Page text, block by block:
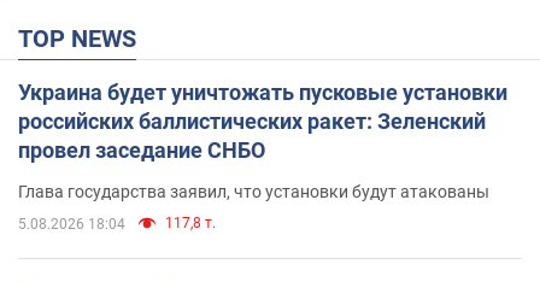
TOP NEWS
Украина будет уничтожать пусковые установки
российских баллистических ракет: Зеленский
провел заседание СНБО
Глава государства заявил, что установки будут атакованы
5.08.2026 18:04 117,8 т.